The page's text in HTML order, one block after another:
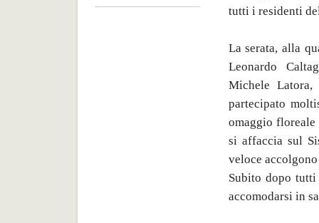
tutti i residenti
La serata, alla
Leonardo
Michele
partecipato
omaggio
si affaccia sul
veloce
Subito dopo
accomodarsi in